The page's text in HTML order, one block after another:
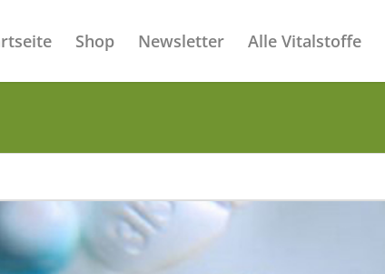
Shop Newsletter Alle Vitalstoffe